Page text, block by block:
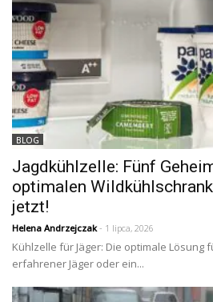
BLOG
Jagdkühlzelle: Fünf
optimalen
jetzt!
Helena Andrzejczak- 1 lipca, 2026
Kühlzelle für Jäger: Die optimale Lösung
erfahrener Jäger oder ein...